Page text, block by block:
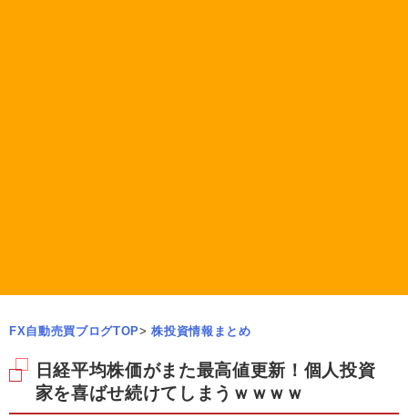
FX自動売買ブログTOP> 株投資情報まとめ
日経平均株価がまた最高値更新！個人投資
家を喜ばせ続けてしまうｗｗｗｗ